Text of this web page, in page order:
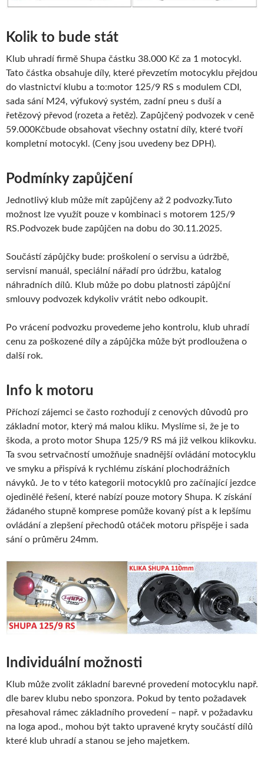
Kolik to bude stát
Klub uhradí firmě Shupa částku 38.000 Kč za 1 motocykl.
Tato částka obsahuje díly, které převzetím motocyklu přejdou
do vlastnictví klubu a to:motor 125/9 RS s modulem CDI,
sada sání M24, výfukový systém, zadní pneu s duší a
řetězový převod (rozeta a řetěz). Zapůjčený podvozek v ceně
59.000Kčbude obsahovat všechny ostatní díly, které tvoří
kompletní motocykl. (Ceny jsou uvedeny bez DPH).
Podmínky zapůjčení
Jednotlivý klub může mít zapůjčeny až 2 podvozky.Tuto
možnost lze využít pouze v kombinaci s motorem 125/9
RS.Podvozek bude zapůjčen na dobu do 30.11.2025.
Součástí zápůjčky bude: proškolení o servisu a údržbě,
servisní manuál, speciální nářadí pro údržbu, katalog
náhradních dílů. Klub může po dobu platnosti zápůjční
smlouvy podvozek kdykoliv vrátit nebo odkoupit.
Po vrácení podvozku provedeme jeho kontrolu, klub uhradí
cenu za poškozené díly a zápůjčka může být prodloužena o
další rok.
Info k motoru
Příchozí zájemci se často rozhodují z cenových důvodů pro
základní motor, který má malou kliku. Myslíme si, že je to
škoda, a proto motor Shupa 125/9 RS má již velkou klikovku.
Ta svou setrvačností umožňuje snadnější ovládání motocyklu
ve smyku a přispívá k rychlému získání plochodrážních
návyků. Je to v této kategorii motocyklů pro začínající jezdce
ojedinělé řešení, které nabízí pouze motory Shupa. K získání
žádaného stupně komprese pomůže kovaný píst a k lepšímu
ovládání a zlepšení přechodů otáček motoru přispěje i sada
sání o průměru 24mm.
Individuální možnosti
Klub může zvolit základní barevné provedení motocyklu např.
dle barev klubu nebo sponzora. Pokud by tento požadavek
přesahoval rámec základního provedení – např. v požadavku
na loga apod., mohou být takto upravené kryty součástí dílů
které klub uhradí a stanou se jeho majetkem.